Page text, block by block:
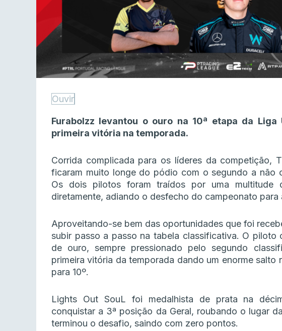
Ouvir
Furabolzz levantou o ouro na 10ª etapa da
primeira vitória na temporada.
Corrida complicada para os líderes da competição,
ficaram muito longe do pódio com o segundo a não
Os dois pilotos foram traídos por uma multitude
diretamente, adiando o desfecho do campeonato para
Aproveitando-se bem das oportunidades que foi
subir passo a passo na tabela classificativa. O piloto
de ouro, sempre pressionado pelo segundo
primeira vitória da temporada dando um enorme salto
para 10º.
Lights Out SouL foi medalhista de prata na
conquistar a 3ª posição da Geral, roubando o lugar
terminou o desafio, saindo com zero pontos.